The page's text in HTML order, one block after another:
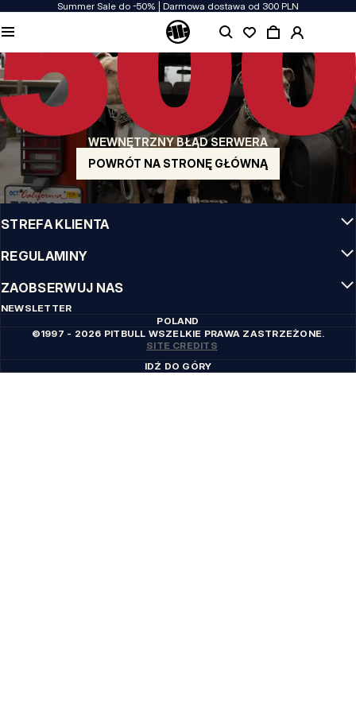
Summer Sale do -50% | Darmowa dostawa od 300 PLN
WEWNĘTRZNY BŁĄD SERWERA
POWRÓT NA STRONĘ GŁÓWNĄ
JAKOŚĆ TO DLA NAS PRIORYTET
Naszą odzież produkujemy z pasją! Nie idziemy na kompromis w kwestiach
wytrzymałości, długowieczności materiałów i dbałości o detal.
US ORIGIN
Nasze korzenie sięgają San Diego z poczatku lat 90-tych XX wieku. Nasz styl jest
surowy, autentyczny i stanowczy.
MARKA Z CHARAKTEREM
Nasze kolekcje wybierają sportowcy, fighterzy i uparci indywidualiści.
INFO
STREFA KLIENTA
REGULAMINY
ZAOBSERWUJ NAS
NEWSLETTER
POLAND
©1997 - 2026 PITBULL WSZELKIE PRAWA ZASTRZEŻONE.
SITE CREDITS
IDŹ DO GÓRY